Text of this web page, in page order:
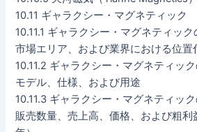
10.11 ギャラクシー・マグネティック
10.11.1 ギャラクシー・マグネティック
市場エリア、および業界における位置
10.11.2 ギャラクシー・マグネティッ
モデル、仕様、および用途
10.11.3 ギャラクシー・マグネティッ
販売数量、売上高、価格、および粗